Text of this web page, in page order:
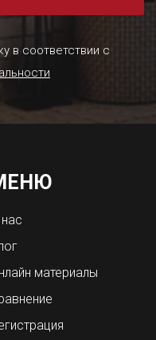
в соответствии с
материалы